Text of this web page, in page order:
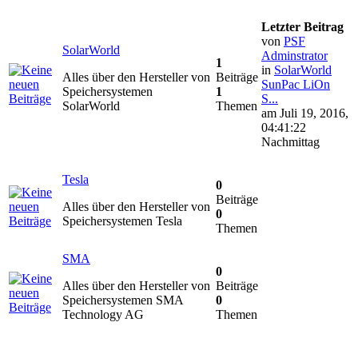
SolarWorld
Alles über den Hersteller von
Speichersystemen
SolarWorld
1
Beiträge
1
Themen
Letzter Beitrag
von PSF
Adminstrator
in SolarWorld
SunPac LiOn
S...
am Juli 19, 2016,
04:41:22
Nachmittag
Tesla
Alles über den Hersteller von
Speichersystemen Tesla
0
Beiträge
0
Themen
SMA
Alles über den Hersteller von
Speichersystemen SMA
Technology AG
0
Beiträge
0
Themen